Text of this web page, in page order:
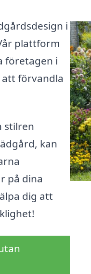
i
plattform
företagen i
förvandla
stilren
kan
på dina
dig att